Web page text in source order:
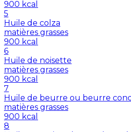
900 kcal
5
Huile de colza
matières grasses
900 kcal
6
Huile de noisette
matières grasses
900 kcal
7
Huile de beurre ou beurre
matières grasses
900 kcal
8